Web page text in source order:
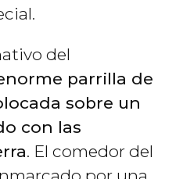
del
parrilla de
sobre un
con las
. El comedor del